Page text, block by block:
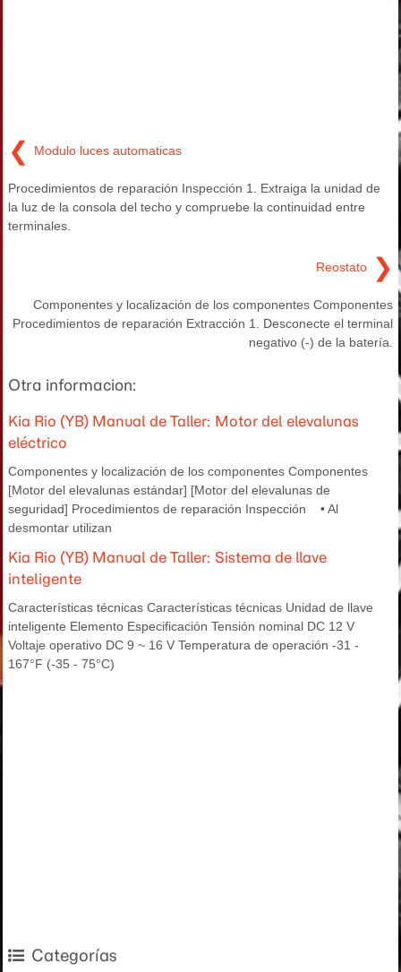
❮ Modulo luces automaticas
Procedimientos de reparación Inspección 1. Extraiga la unidad de
la luz de la consola del techo y compruebe la continuidad entre
terminales.
Reostato ❯
Componentes y localización de los componentes Componentes
Procedimientos de reparación Extracción 1. Desconecte el terminal
negativo (-) de la batería.
Otra informacion:
Kia Rio (YB) Manual de Taller: Motor del elevalunas
eléctrico
Componentes y localización de los componentes Componentes
[Motor del elevalunas estándar] [Motor del elevalunas de
seguridad] Procedimientos de reparación Inspección • Al
desmontar utilizan
Kia Rio (YB) Manual de Taller: Sistema de llave
inteligente
Características técnicas Características técnicas Unidad de llave
inteligente Elemento Especificación Tensión nominal DC 12 V
Voltaje operativo DC 9 ~ 16 V Temperatura de operación -31 -
167°F (-35 - 75°C)
Categorías